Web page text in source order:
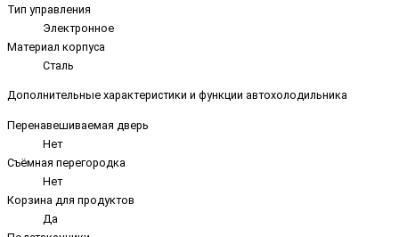
Тип управления
Электронное
Материал корпуса
Сталь
Дополнительные характеристики и функции автохолодильника
Перенавешиваемая дверь
Нет
Съёмная перегородка
Нет
Корзина для продуктов
Да